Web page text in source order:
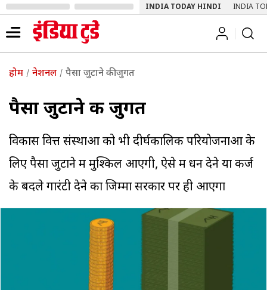
INDIA TODAY HINDI INDIA
होम नेशनल पैसा जुटाने की जुगत
पैसा जुटाने की जुगत
विकास वित्त संस्थाओं को भी दीर्घकालिक परियोजनाओं के
लिए पैसा जुटाने में मुश्किल आएगी, ऐसे में धन देने या कर्ज
के बदले गारंटी देने का जिम्मा सरकार पर ही आएगा